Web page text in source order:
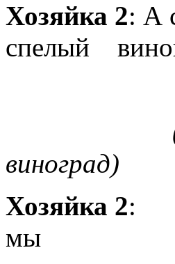
Хозяйка 2: А
спелый
(3
виноград)
Хозяйка 2:
мы